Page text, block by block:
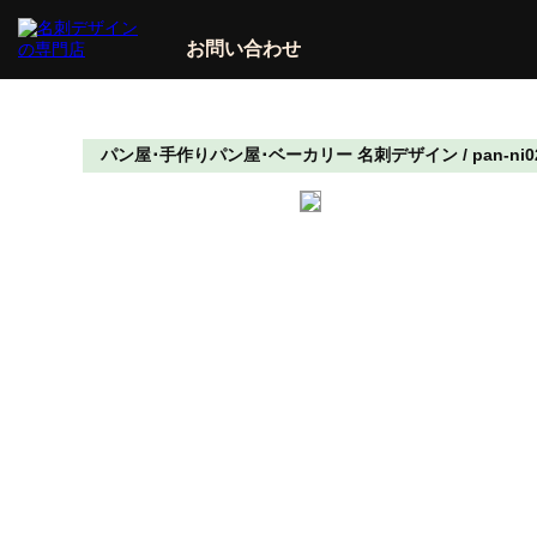
お問い合わせ
パン屋･手作りパン屋･ベーカリー 名刺デザイン / pan-